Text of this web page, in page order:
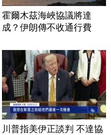
霍爾木茲海峽協議將達
成？伊朗傳不收通行費
川普指美伊正談判 不達協